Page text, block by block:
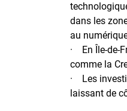
dans les
au
· En Île-de-
comme la
· Les
laissant de